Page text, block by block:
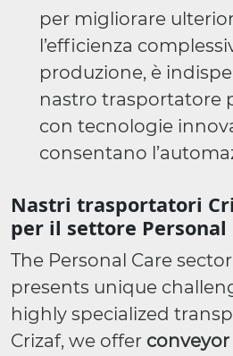
per migliorare
l’efficienza
produzione, è
nastro trasportatore
con tecnologie
consentano
Nastri trasportatori
per il settore Personal
The Personal Care sector
presents unique
highly specialized
Crizaf, we offer